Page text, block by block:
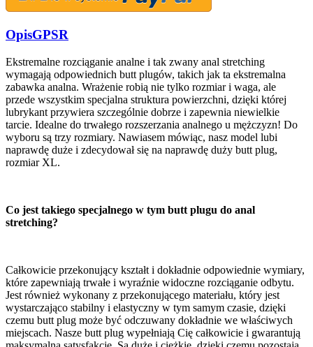
OpisGPSR
Ekstremalne rozciąganie analne i tak zwany anal stretching
wymagają odpowiednich butt plugów, takich jak ta ekstremalna
zabawka analna. Wrażenie robią nie tylko rozmiar i waga, ale
przede wszystkim specjalna struktura powierzchni, dzięki której
lubrykant przywiera szczególnie dobrze i zapewnia niewielkie
tarcie. Idealne do trwałego rozszerzania analnego u mężczyzn! Do
wyboru są trzy rozmiary. Nawiasem mówiąc, nasz model lubi
naprawdę duże i zdecydował się na naprawdę duży butt plug,
rozmiar XL.
Co jest takiego specjalnego w tym butt plugu do anal
stretching?
Całkowicie przekonujący kształt i dokładnie odpowiednie wymiary,
które zapewniają trwałe i wyraźnie widoczne rozciąganie odbytu.
Jest również wykonany z przekonującego materiału, który jest
wystarczająco stabilny i elastyczny w tym samym czasie, dzięki
czemu butt plug może być odczuwany dokładnie we właściwych
miejscach. Nasze butt plug wypełniają Cię całkowicie i gwarantują